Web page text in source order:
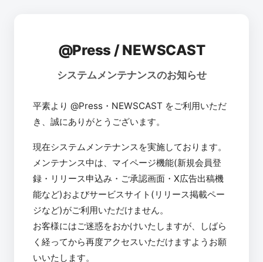
@Press / NEWSCAST
システムメンテナンスのお知らせ
平素より @Press・NEWSCAST をご利用いただ
き、誠にありがとうございます。
現在システムメンテナンスを実施しております。
メンテナンス中は、マイページ機能(新規会員登
録・リリース申込み・ご承認画面・X広告出稿機
能など)およびサービスサイト(リリース掲載ペー
ジなど)がご利用いただけません。
お客様にはご迷惑をおかけいたしますが、しばら
く経ってから再度アクセスいただけますようお願
いいたします。